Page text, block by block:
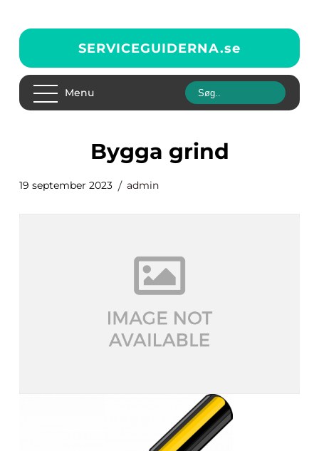
SERVICEGUIDERNA.se
Menu
bygga grind
19 september 2023 admin